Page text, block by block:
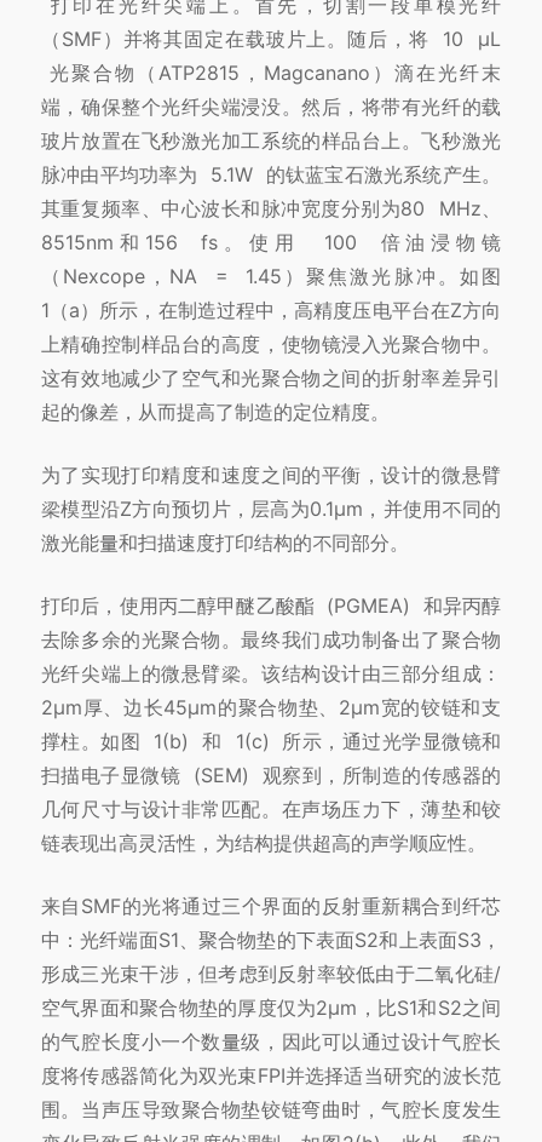
（SMF）并将其固定在载玻片上。随后，将 10 μL
光聚合物（ATP2815，Magcanano）滴在光纤末
端，确保整个光纤尖端浸没。然后，将带有光纤的载
玻片放置在飞秒激光加工系统的样品台上。飞秒激光
脉冲由平均功率为 5.1W 的钛蓝宝石激光系统产生。
其重复频率、中心波长和脉冲宽度分别为80 MHz、
8515nm和156 fs。使用 100 倍油浸物镜
（Nexcope，NA = 1.45）聚焦激光脉冲。如图
1（a）所示，在制造过程中，高精度压电平台在Z方向
上精确控制样品台的高度，使物镜浸入光聚合物中。
这有效地减少了空气和光聚合物之间的折射率差异引
起的像差，从而提高了制造的定位精度。
为了实现打印精度和速度之间的平衡，设计的微悬臂
梁模型沿Z方向预切片，层高为0.1μm，并使用不同的
激光能量和扫描速度打印结构的不同部分。
打印后，使用丙二醇甲醚乙酸酯 (PGMEA) 和异丙醇
去除多余的光聚合物。最终我们成功制备出了聚合物
光纤尖端上的微悬臂梁。 该结构设计由三部分组成：
2μm厚、边长45μm的聚合物垫、2μm宽的铰链和支
撑柱。如图 1(b) 和 1(c) 所示，通过光学显微镜和
扫描电子显微镜 (SEM) 观察到，所制造的传感器的
几何尺寸与设计非常匹配。 在声场压力下，薄垫和铰
链表现出高灵活性，为结构提供超高的声学顺应性。
来自SMF的光将通过三个界面的反射重新耦合到纤芯
中：光纤端面S1、聚合物垫的下表面S2和上表面S3，
形成三光束干涉，但考虑到反射率较低由于二氧化硅/
空气界面和聚合物垫的厚度仅为2μm，比S1和S2之间
的气腔长度小一个数量级，因此可以通过设计气腔长
度将传感器简化为双光束FPI并选择适当研究的波长范
围。 当声压导致聚合物垫铰链弯曲时，气腔长度发生